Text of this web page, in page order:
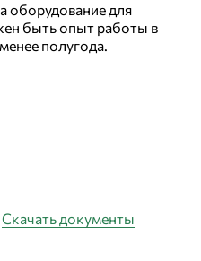
оборудование для
быть опыт работы в
полугода.
Скачать документы